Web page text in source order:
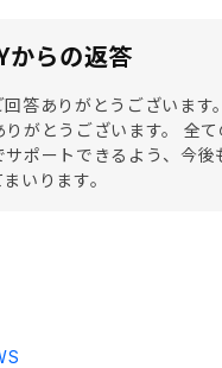
からの返答
答ありがとうございます
がとうございます。 全
ポートできるよう、今後
いります。